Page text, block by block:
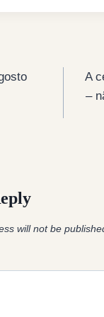
A
–
will not be